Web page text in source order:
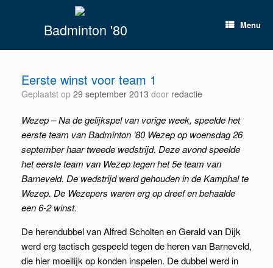
Badminton '80 Menu
Eerste winst voor team 1
Geplaatst op 29 september 2013 door redactie
Wezep – Na de gelijkspel van vorige week, speelde het
eerste team van Badminton ’80 Wezep op woensdag 26
september haar tweede wedstrijd. Deze avond speelde
het eerste team van Wezep tegen het 5e team van
Barneveld. De wedstrijd werd gehouden in de Kamphal te
Wezep. De Wezepers waren erg op dreef en behaalde
een 6-2 winst.
De herendubbel van Alfred Scholten en Gerald van Dijk
werd erg tactisch gespeeld tegen de heren van Barneveld,
die hier moeilijk op konden inspelen. De dubbel werd in